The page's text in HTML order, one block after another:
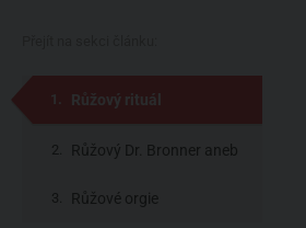
Růžový rituál
Růžový Dr. Bronner aneb
práce všeho druhu
Růžové orgie